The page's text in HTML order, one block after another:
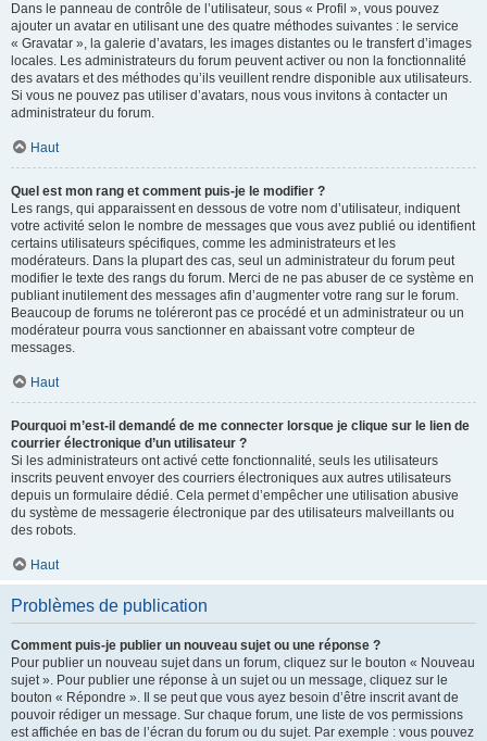
Dans le panneau de contrôle de l’utilisateur, sous « Profil », vous pouvez
ajouter un avatar en utilisant une des quatre méthodes suivantes : le service
« Gravatar », la galerie d’avatars, les images distantes ou le transfert d’images
locales. Les administrateurs du forum peuvent activer ou non la fonctionnalité
des avatars et des méthodes qu’ils veuillent rendre disponible aux utilisateurs.
Si vous ne pouvez pas utiliser d’avatars, nous vous invitons à contacter un
administrateur du forum.
Haut
Quel est mon rang et comment puis-je le modifier ?
Les rangs, qui apparaissent en dessous de votre nom d’utilisateur, indiquent
votre activité selon le nombre de messages que vous avez publié ou identifient
certains utilisateurs spécifiques, comme les administrateurs et les
modérateurs. Dans la plupart des cas, seul un administrateur du forum peut
modifier le texte des rangs du forum. Merci de ne pas abuser de ce système en
publiant inutilement des messages afin d’augmenter votre rang sur le forum.
Beaucoup de forums ne toléreront pas ce procédé et un administrateur ou un
modérateur pourra vous sanctionner en abaissant votre compteur de
messages.
Haut
Pourquoi m’est-il demandé de me connecter lorsque je clique sur le lien de
courrier électronique d’un utilisateur ?
Si les administrateurs ont activé cette fonctionnalité, seuls les utilisateurs
inscrits peuvent envoyer des courriers électroniques aux autres utilisateurs
depuis un formulaire dédié. Cela permet d’empêcher une utilisation abusive
du système de messagerie électronique par des utilisateurs malveillants ou
des robots.
Haut
Problèmes de publication
Comment puis-je publier un nouveau sujet ou une réponse ?
Pour publier un nouveau sujet dans un forum, cliquez sur le bouton « Nouveau
sujet ». Pour publier une réponse à un sujet ou un message, cliquez sur le
bouton « Répondre ». Il se peut que vous ayez besoin d’être inscrit avant de
pouvoir rédiger un message. Sur chaque forum, une liste de vos permissions
est affichée en bas de l’écran du forum ou du sujet. Par exemple : vous pouvez